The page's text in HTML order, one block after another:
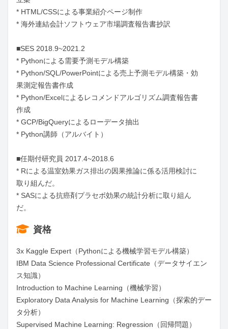
* HTML/CSSによる事業紹介ページ制作
* 海外連結会計ソフトウェア市場調査報告書抄訳
■SES 2018.9~2021.2
* Pythonによる需要予測モデル構築
* Python/SQL/PowerPointによる売上予測モデル構築・効
果測定報告書作成
* Python/Excelによるレコメンドアルゴリズム調査報告書
作成
* GCP/BigQueryによるローデータ抽出
* Python講師（アルバイト）
■任期付研究員 2017.4~2018.6
* Rによる温室効果ガス排出の因果推論に係る活用検討に
取り組んだ。
* SASによる抗癌剤プラセボ効果の統計分析に取り組ん
だ。
資格
3x Kaggle Expert（Pythonによる機械学習モデル構築）
IBM Data Science Professional Certificate（データサイエン
ス知識）
Introduction to Machine Learning（機械学習）
Exploratory Data Analysis for Machine Learning（探索的デー
タ分析）
Supervised Machine Learning: Regression（回帰問題）